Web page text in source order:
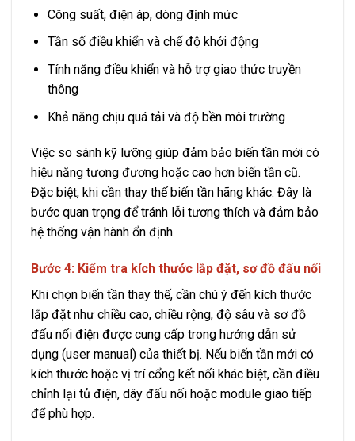
Công suất, điện áp, dòng định mức
Tần số điều khiển và chế độ khởi động
Tính năng điều khiển và hỗ trợ giao thức truyền
thông
Khả năng chịu quá tải và độ bền môi trường
Việc so sánh kỹ lưỡng giúp đảm bảo biến tần mới có
hiệu năng tương đương hoặc cao hơn biến tần cũ.
Đặc biệt, khi cần thay thế biến tần hãng khác. Đây là
bước quan trọng để tránh lỗi tương thích và đảm bảo
hệ thống vận hành ổn định.
Bước 4: Kiểm tra kích thước lắp đặt, sơ đồ đấu nối
Khi chọn biến tần thay thế, cần chú ý đến kích thước
lắp đặt như chiều cao, chiều rộng, độ sâu và sơ đồ
đấu nối điện được cung cấp trong hướng dẫn sử
dụng (user manual) của thiết bị. Nếu biến tần mới có
kích thước hoặc vị trí cổng kết nối khác biệt, cần điều
chỉnh lại tủ điện, dây đấu nối hoặc module giao tiếp
để phù hợp.